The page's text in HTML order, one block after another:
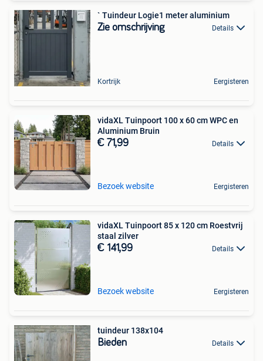
` Tuindeur Logie1 meter aluminium
Zie omschrijving Details
Kortrijk Eergisteren
vidaXL Tuinpoort 100 x 60 cm WPC en
Aluminium Bruin
€ 71,99 Details
Bezoek website Eergisteren
vidaXL Tuinpoort 85 x 120 cm Roestvrij
staal zilver
€ 141,99 Details
Bezoek website Eergisteren
tuindeur 138x104
Bieden Details